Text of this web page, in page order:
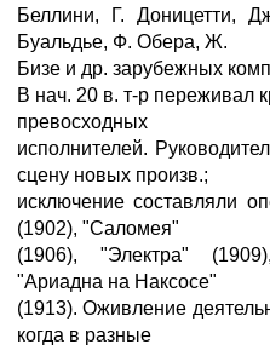
Беллини, Г. Доницетти,
Буальдье, Ф. Обера, Ж.
Бизе и др. зарубежных
В нач. 20 в. т-р переживал
превосходных
исполнителей.
сцену новых произв.;
исключение составляли
(1902), "Саломея"
(1906), "Электра"
"Ариадна на Наксосе"
(1913). Оживление
когда в разные